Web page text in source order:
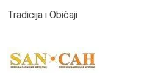
Tradicija i Običaji